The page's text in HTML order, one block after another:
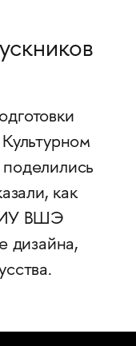
как
ВШЭ
дизайна,